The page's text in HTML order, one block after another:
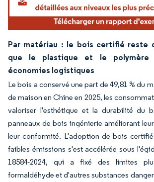
Par matériau : le bois certifié reste
que le plastique et le polymère
économies logistiques
Le bois a conservé une part de 49,81 % du
de maison en Chine en 2025, les
valoriser l'esthétique et la durabilité du
panneaux de bois ingénierie améliorant
leur conformité. L'adoption de bois
faibles émissions s'est accélérée sous
18584-2024, qui a fixé des limites
formaldéhyde et d'autres substances